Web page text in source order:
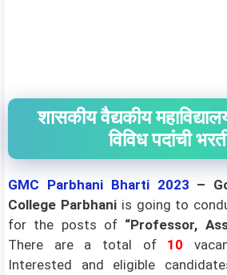
शासकीय वैद्यकीय
विविध पदांची
GMC Parbhani Bharti 2023 –
College Parbhani is going to
for the posts of “Professor,
There are a total of 10
Interested and eligible